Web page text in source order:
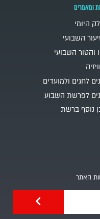
ומאמרים
היומי
השבועי
והטור השבועי
לחגים ולמועדים
לפרשת השבוע
נוסף ברשת
האתר